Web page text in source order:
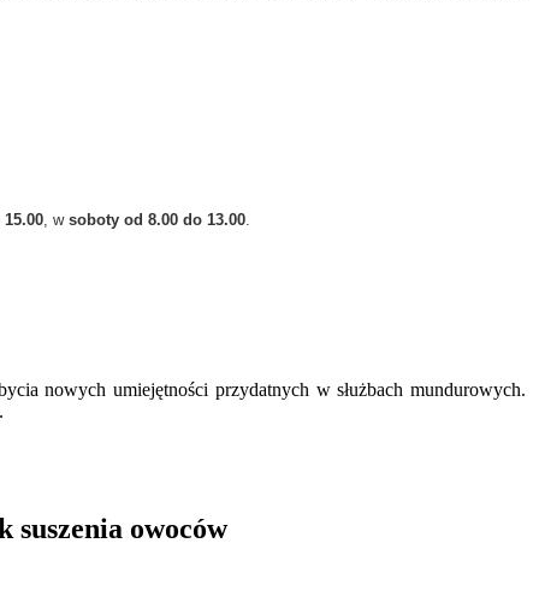
, w soboty od 8.00 do 13.00.
nowych umiejętności przydatnych w służbach mundurowych.
owoców